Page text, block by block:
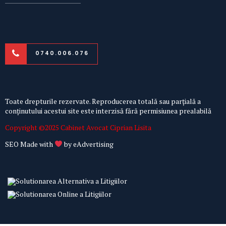
0740.006.076
Toate drepturile rezervate. Reproducerea totală sau parțială a
conținutului acestui site este interzisă fără permisiunea prealabilă
Copyright ©2025 Cabinet Avocat Ciprian Lisita
SEO Made with
byeAdvertising